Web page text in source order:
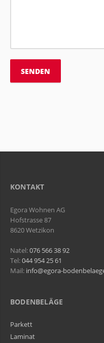
KONTAKT
Egora Wohnen AG
Hofstrasse 87
8620 Wetzikon
Natel:076 566 38 92
Tel:044 954 25 61
Mail: info@egora-
BODENBELÄGE
Parkett
Laminat